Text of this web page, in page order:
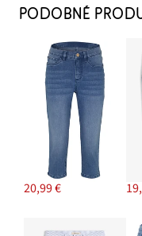
11,99 €
Napichovacie náušnice
7,99 €
Tričko z čistej bavlny
16,99 €
Džersejový dlhý blejzer s
PODOBNÉ
20,99 €